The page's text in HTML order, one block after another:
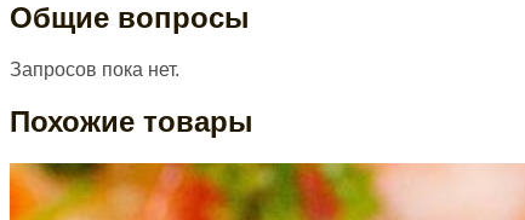
Общие вопросы
Запросов пока нет.
Похожие товары